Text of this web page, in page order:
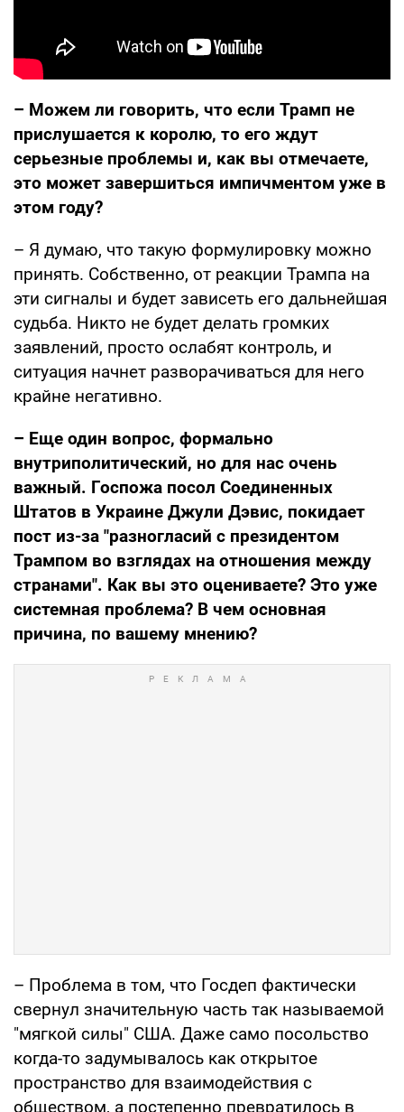
– Можем ли говорить, что если Трамп не
прислушается к королю, то его ждут
серьезные проблемы и, как вы отмечаете,
это может завершиться импичментом уже в
этом году?
– Я думаю, что такую формулировку можно
принять. Собственно, от реакции Трампа на
эти сигналы и будет зависеть его дальнейшая
судьба. Никто не будет делать громких
заявлений, просто ослабят контроль, и
ситуация начнет разворачиваться для него
крайне негативно.
– Еще один вопрос, формально
внутриполитический, но для нас очень
важный. Госпожа посол Соединенных
Штатов в Украине Джули Дэвис, покидает
пост из-за "разногласий с президентом
Трампом во взглядах на отношения между
странами". Как вы это оцениваете? Это уже
системная проблема? В чем основная
причина, по вашему мнению?
– Проблема в том, что Госдеп фактически
свернул значительную часть так называемой
"мягкой силы" США. Даже само посольство
когда-то задумывалось как открытое
пространство для взаимодействия с
обществом, а постепенно превратилось в